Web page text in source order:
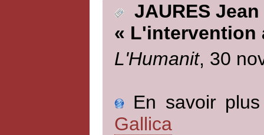
JAURES Jean
« L'intervention
L'Humanit, 30
En savoir
Gallica